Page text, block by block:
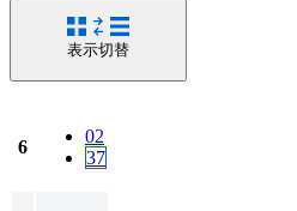
表示切替
6
02
37